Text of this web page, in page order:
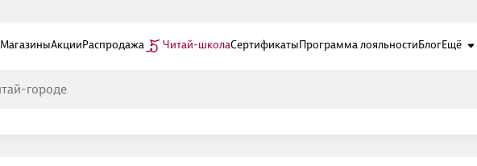
МагазиныАкцииРаспродажа Читай-школаСертификатыПрограмма лояльностиБлогЕщё